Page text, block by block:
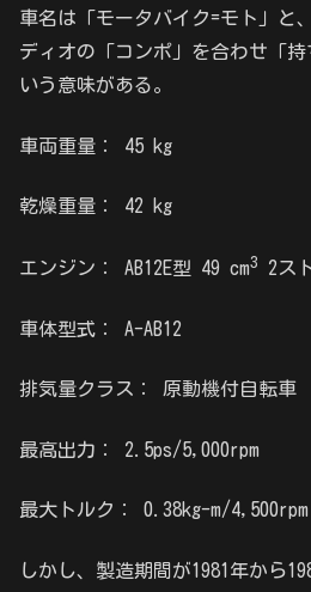
車名は「モータバイク=モト」と
ディオの「コンポ」を合わせ「
いう意味がある。
車両重量： 45 kg
乾燥重量： 42 kg
エンジン： AB12E型 49 cm3 2ス
車体型式： A-AB12
排気量クラス： 原動機付自転車
最高出力： 2.5ps/5,000rpm
最大トルク： 0.38kg-m/4,500rpm
しかし、製造期間が1981年から